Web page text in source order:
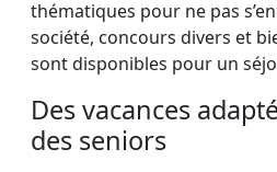
thématiques pour ne pas
société, concours divers et
sont disponibles pour un
Des vacances
des seniors